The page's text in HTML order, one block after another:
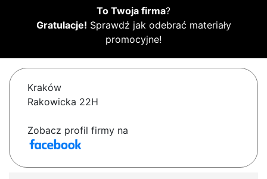
To Twoja firma?
Gratulacje! Sprawdź jak odebrać materiały
promocyjne!
Kraków
Rakowicka 22H
Zobacz profil firmy na